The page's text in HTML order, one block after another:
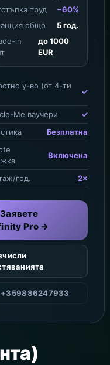
труд
−60%
общо
5 год.
in
до 1000
EUR
у-во (от 4-ти
✓
Me ваучери
✓
Безплатна
Включена
год. 2×
Pro →
+359886247933